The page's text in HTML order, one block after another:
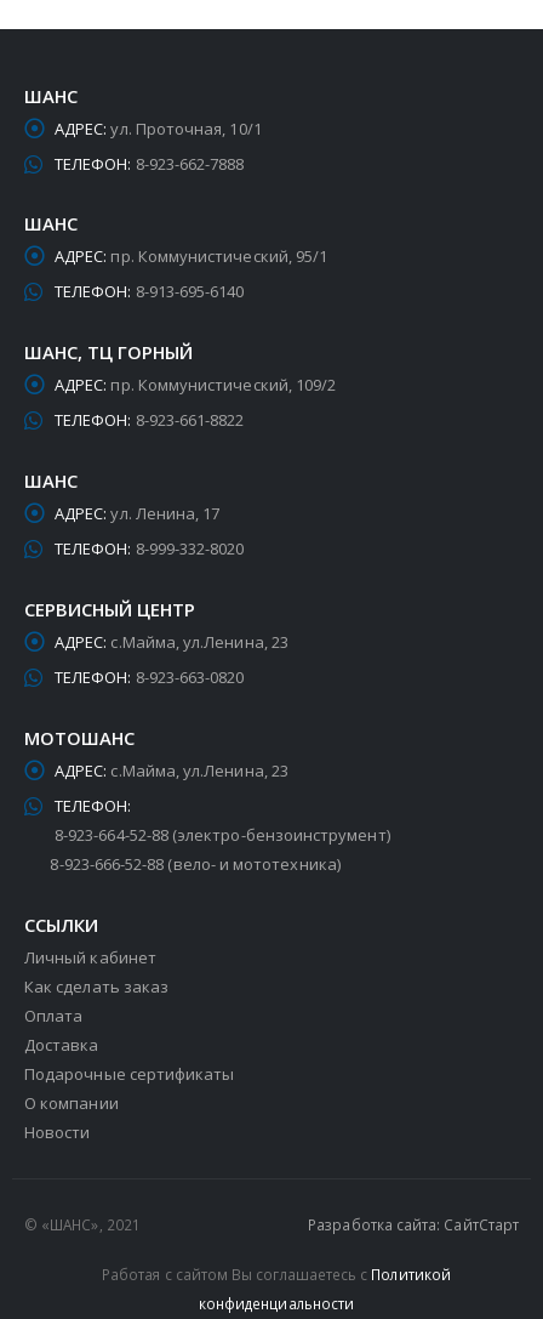
ШАНС
АДРЕС: ул. Проточная, 10/1
ТЕЛЕФОН: 8-923-662-7888
ШАНС
АДРЕС: пр. Коммунистический, 95/1
ТЕЛЕФОН: 8-913-695-6140
ШАНС, ТЦ ГОРНЫЙ
АДРЕС: пр. Коммунистический, 109/2
ТЕЛЕФОН: 8-923-661-8822
ШАНС
АДРЕС: ул. Ленина, 17
ТЕЛЕФОН: 8-999-332-8020
СЕРВИСНЫЙ ЦЕНТР
АДРЕС: с.Майма, ул.Ленина, 23
ТЕЛЕФОН: 8-923-663-0820
МОТОШАНС
АДРЕС: с.Майма, ул.Ленина, 23
ТЕЛЕФОН:
8-923-664-52-88 (электро-бензоинструмент)
8-923-666-52-88 (вело- и мототехника)
ССЫЛКИ
Личный кабинет
Как сделать заказ
Оплата
Доставка
Подарочные сертификаты
О компании
Новости
© «ШАНС», 2021 Разработка сайта: СайтСтарт
Работая с сайтом Вы соглашаетесь с Политикой
конфиденциальности